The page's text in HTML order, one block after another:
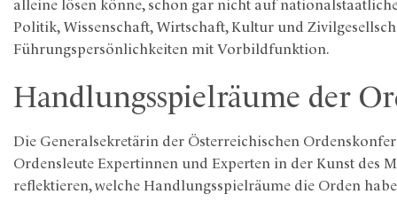
alleine lösen könne, schon gar nicht auf
Politik, Wissenschaft, Wirtschaft, Kultur und
Führungspersönlichkeiten mit Vorbildfunktion.
Handlungsspielräume der
Die Generalsekretärin der Österreichischen
Ordensleute Expertinnen und Experten in der Kunst des
reflektieren, welche Handlungsspielräume die Orden